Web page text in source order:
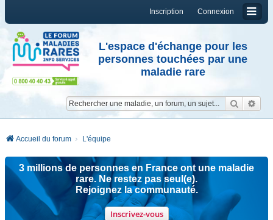
Connexion
Inscription
L'espace d'échange pour les
personnes touchées par une
maladie rare
Accueil du forum L'équipe
3 millions de personnes en France ont une maladie
rare. Ne restez pas seul(e).
Rejoignez la communauté.
Inscrivez-vous